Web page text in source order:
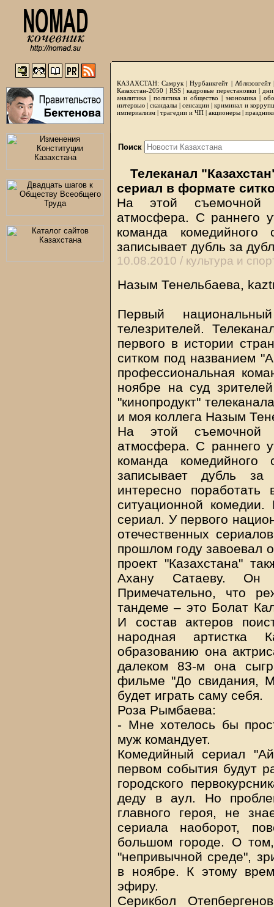
КАЗАХСТАН: Самрук |Нурбанкгейт | Аблязовгейт
Казахстан-2050 | RSS|кадровые перестановки|
аналитика | политика и общество | экономика |
интервью |скандалы | сенсации|криминал и
империализм | трагедии и ЧП | акционеры |
Поиск
Телеканал
сериал в формате
На этой съемочной
атмосфера. С раннего
команда
записывает дубль за
10.08.2010 / культура и
Назым Тенельбаева,
Первый
телезрителей.
первого в истории
ситком под названием
профессиональная
ноябре на суд
"кинопродукт"
и моя коллега Назым
На этой съемочной
атмосфера. С раннего
команда
записывает дубль
интересно
ситуационной
сериал. У первого
отечественных
прошлом году завоевал
проект "Казахстана"
Ахану Сатаеву. Он
Примечательно, что
тандеме – это Болат
И состав актеров
народная артистка
образованию она
далеком 83-м она
фильме "До свидания,
будет играть саму себя.
Роза Рымбаева:
- Мне хотелось бы
муж командует.
Комедийный сериал
первом события будут
городского
деду в аул. Но
главного героя, не
сериала наоборот,
большом городе. О том,
"непривычной среде",
в ноябре. К этому
эфиру.
Серикбол